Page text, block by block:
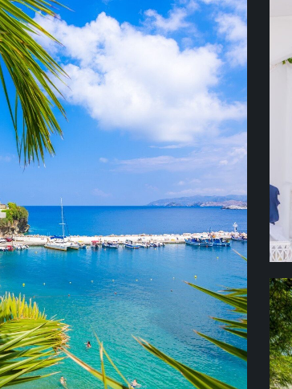
городов, посетите древние
в пещеру бога-
обнаружить Минотавра в
устав от осмотра
насладитесь безмятежным
на розовом песке